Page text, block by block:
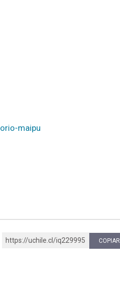
maipu
https://uchile.cl/iq229995 COPIAR